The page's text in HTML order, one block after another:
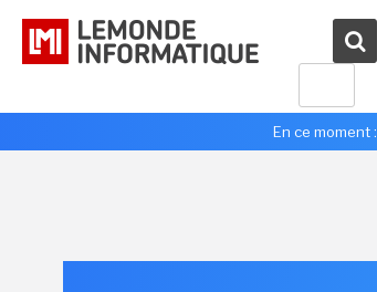
En ce moment :